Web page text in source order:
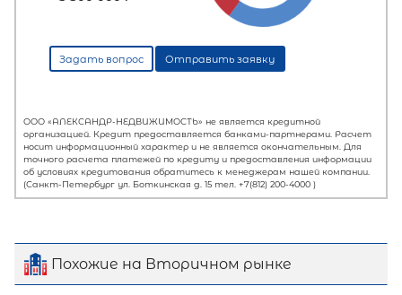
Похожие на Вторичном рынке